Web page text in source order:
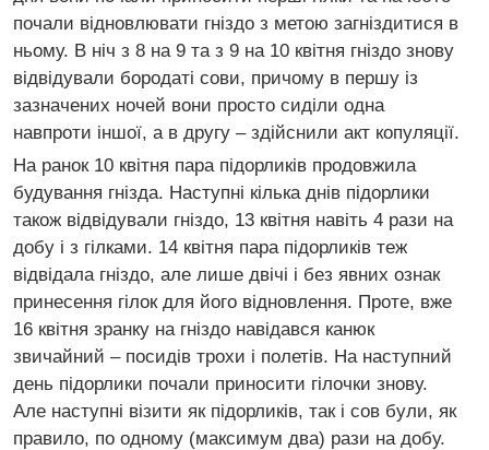
почали відновлювати гніздо з метою загніздитися в
ньому. В ніч з 8 на 9 та з 9 на 10 квітня гніздо знову
відвідували бородаті сови, причому в першу із
зазначених ночей вони просто сиділи одна
навпроти іншої, а в другу – здійснили акт копуляції.
На ранок 10 квітня пара підорликів продовжила
будування гнізда. Наступні кілька днів підорлики
також відвідували гніздо, 13 квітня навіть 4 рази на
добу і з гілками. 14 квітня пара підорликів теж
відвідала гніздо, але лише двічі і без явних ознак
принесення гілок для його відновлення. Проте, вже
16 квітня зранку на гніздо навідався канюк
звичайний – посидів трохи і полетів. На наступний
день підорлики почали приносити гілочки знову.
Але наступні візити як підорликів, так і сов були, як
правило, по одному (максимум два) рази на добу.